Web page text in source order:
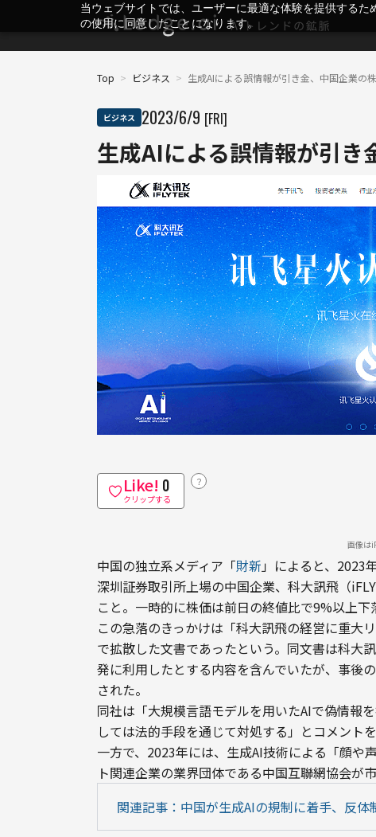
当ウェブサイトでは、ユーザーに最適な体験を提供する
の使用に同意したことになります。
Top > ビジネス > 生成AIによる誤情報が引き金、中国企業の
ビジネス 2023/6/9 [FRI]
生成AIによる誤情報が引き
Like! 0
クリップする
？
画像は
中国の独立系メディア「財新」によると、2023
深圳証券取引所上場の中国企業、科大訊飛（
こと。一時的に株価は前日の終値比で9%以上
この急落のきっかけは「科大訊飛の経営に重大
で拡散した文書であったという。同文書は科大
発に利用したとする内容を含んでいたが、事後
された。
同社は「大規模言語モデルを用いたAIで偽情報
しては法的手段を通じて対処する」とコメントを
一方で、2023年には、生成AI技術による「顔や
ト関連企業の業界団体である中国互聯網協会が
関連記事：中国が生成AIの規制に着手、反